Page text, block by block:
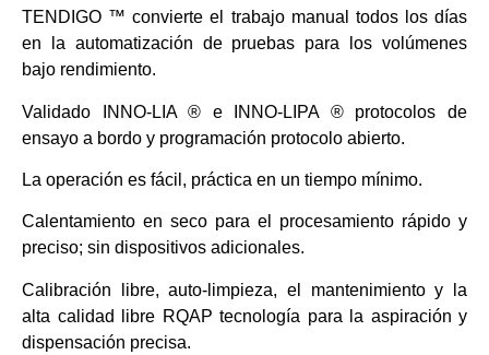
TENDIGO ™ convierte el trabajo manual todos los días
en la automatización de pruebas para los volúmenes
bajo rendimiento.
Validado INNO-LIA ® e INNO-LIPA ® protocolos de
ensayo a bordo y programación protocolo abierto.
La operación es fácil, práctica en un tiempo mínimo.
Calentamiento en seco para el procesamiento rápido y
preciso; sin dispositivos adicionales.
Calibración libre, auto-limpieza, el mantenimiento y la
alta calidad libre RQAP tecnología para la aspiración y
dispensación precisa.